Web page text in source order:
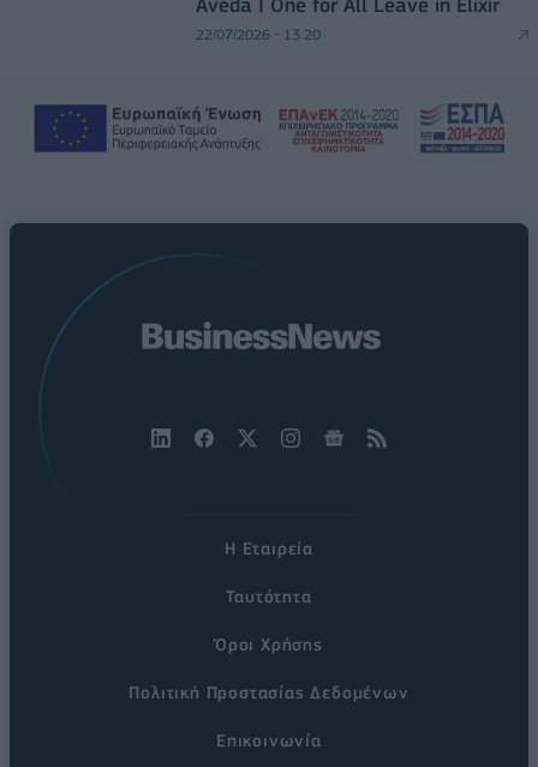
22/07/2026 - 13:20
Η Εταιρεία
Ταυτότητα
Όροι Χρήσης
Πολιτική Προστασίας Δεδομένων
Επικοινωνία